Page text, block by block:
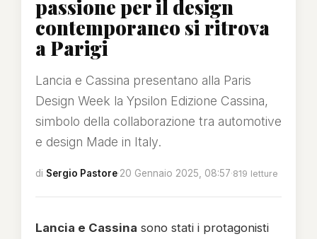
passione per il design
contemporaneo si ritrova
a Parigi
Lancia e Cassina presentano alla Paris
Design Week la Ypsilon Edizione Cassina,
simbolo della collaborazione tra automotive
e design Made in Italy.
di Sergio Pastore·20 Gennaio 2025, 08:57·819 letture
Lancia e Cassina sono stati i protagonisti